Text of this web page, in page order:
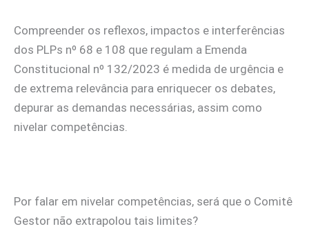
Compreender os reflexos, impactos e interferências
dos PLPs nº 68 e 108 que regulam a Emenda
Constitucional nº 132/2023 é medida de urgência e
de extrema relevância para enriquecer os debates,
depurar as demandas necessárias, assim como
nivelar competências.
Por falar em nivelar competências, será que o Comitê
Gestor não extrapolou tais limites?